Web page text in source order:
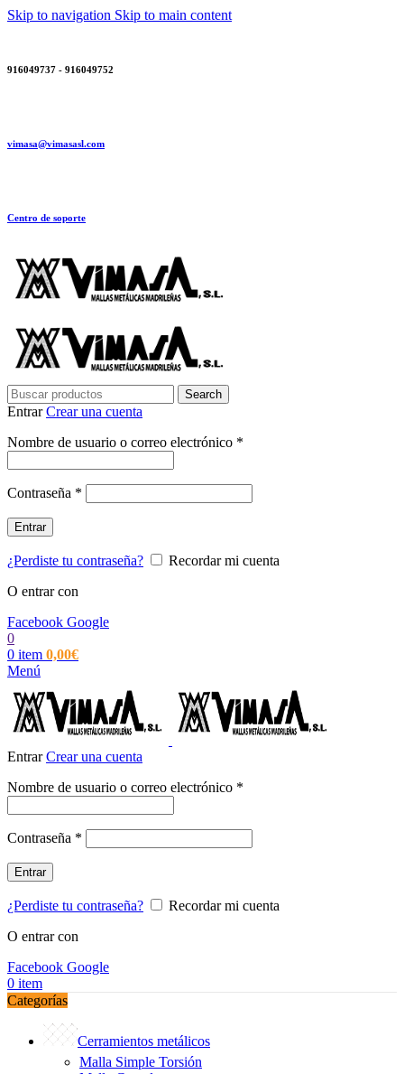
Skip to navigation Skip to main content
916049737 - 916049752
vimasa@vimasasl.com
Centro de soporte
Search
EntrarCrear una cuenta
Nombre de usuario o correo electrónico *
Contraseña *
Entrar
¿Perdiste tu contraseña?
Recordar mi cuenta
O entrar con
Facebook Google
0
0 item 0,00€
Menú
EntrarCrear una cuenta
Nombre de usuario o correo electrónico *
Contraseña *
Entrar
¿Perdiste tu contraseña?
Recordar mi cuenta
O entrar con
Facebook Google
0 item
Categorías
Cerramientos metálicos
Malla Simple Torsión